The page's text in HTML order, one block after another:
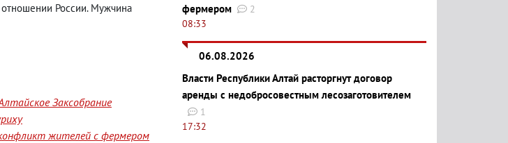
России. Мужчина
Заксобрание
жителей с фермером
фермером
2
08:33
06.08.2026
Власти Республики Алтай расторгнут договор
аренды с недобросовестным лесозаготовителем
1
17:32